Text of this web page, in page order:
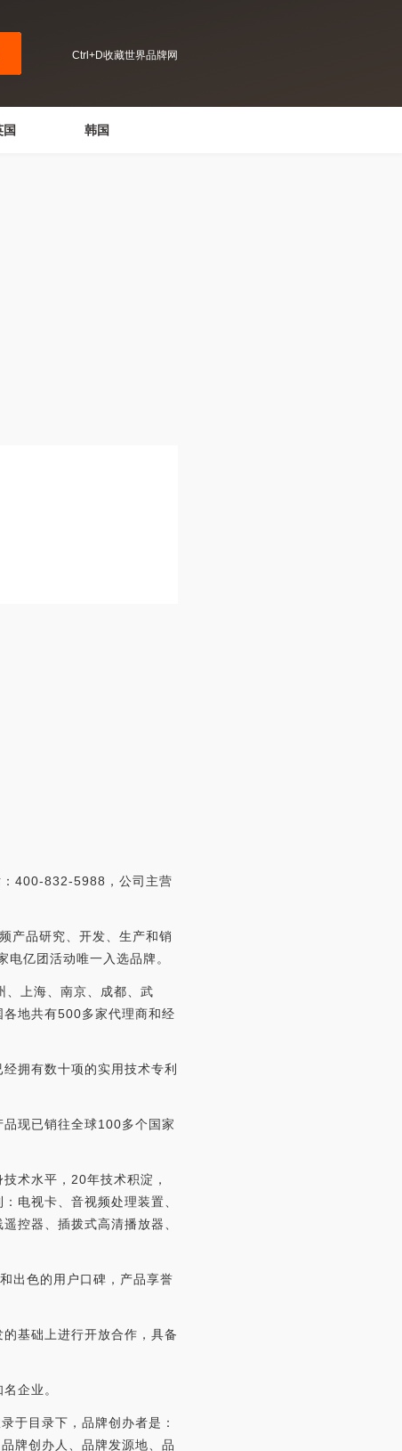
Ctrl+D收藏世界品牌网
国 韩国
400-832-5988，公司主营
产品研究、开发、生产和销
亿团活动唯一入选品牌。
、上海、南京、成都、武
地共有500多家代理商和经
拥有数十项的实用技术专利
现已销往全球100多个国家
术水平，20年技术积淀，
电视卡、音视频处理装置、
控器、插拨式高清播放器、
出色的用户口碑，产品享誉
基础上进行开放合作，具备
企业。
于目录下，品牌创办者是：
牌创办人、品牌发源地、品